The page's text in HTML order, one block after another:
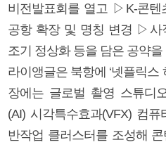
비전발표회를 열고 ▷K-콘
공항 확장 및 명칭 변경 ▷
조기 정상화 등을 담은 공약
라이앵글은 북항에 ‘넷플릭스
장에는 글로벌 촬영 스튜디
(AI) 시각특수효과(VFX) 컴
반작업 클러스터를 조성해